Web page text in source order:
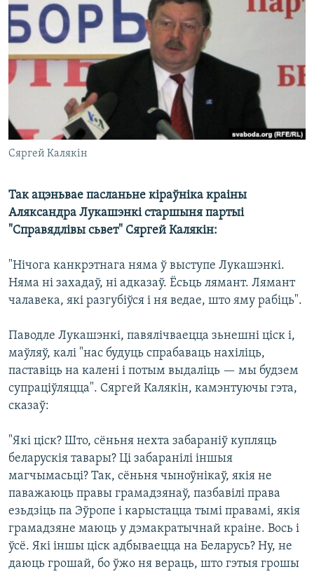
КУЛЬТУРА
КАЛЯНДАР
МОВА
НА ХВАЛЯХ СВАБОДЫ
Сяргей Калякін
Так ацэньвае пасланьне кіраўніка краіны
Аляксандра Лукашэнкі старшыня партыі
"Справядлівы сьвет" Сяргей Калякін:
"Нічога канкрэтнага няма ў выступе Лукашэнкі.
Няма ні захадаў, ні адказаў. Ёсьць лямант. Лямант
чалавека, які разгубіўся і ня ведае, што яму рабіць".
Паводле Лукашэнкі, павялічваецца зьнешні ціск і,
маўляў, калі "нас будуць спрабаваць нахіліць,
паставіць на калені і потым выдаліць — мы будзем
супраціўляцца". Сяргей Калякін, камэнтуючы гэта,
сказаў:
"Які ціск? Што, сёньня нехта забараніў купляць
беларускія тавары? Ці забаранілі іншыя
магчымасьці? Так, сёньня чыноўнікаў, якія не
паважаюць правы грамадзянаў, пазбавілі права
езьдзіць па Эўропе і карыстацца тымі правамі, якія
грамадзяне маюць у дэмакратычнай краіне. Вось і
ўсё. Які іншы ціск адбываецца на Беларусь? Ну, не
даюць грошай, бо ўжо ня вераць, што гэтыя грошы